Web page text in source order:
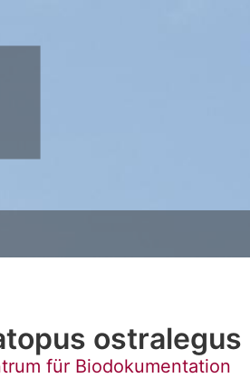
ostralegus
für Biodokumentation